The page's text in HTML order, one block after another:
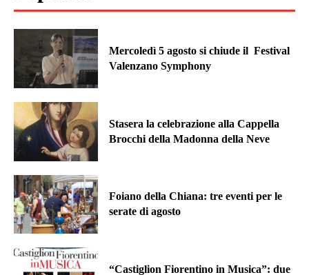
Mercoledì 5 agosto si chiude il Festival
Valenzano Symphony
Stasera la celebrazione alla Cappella
Brocchi della Madonna della Neve
Foiano della Chiana: tre eventi per le
serate di agosto
“Castiglion Fiorentino in Musica”: due